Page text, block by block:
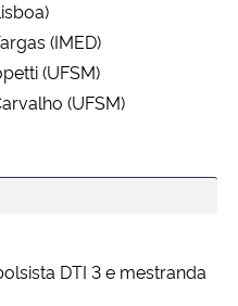
(IMED)
(UFSM)
(UFSM)
DTI 3 e mestranda